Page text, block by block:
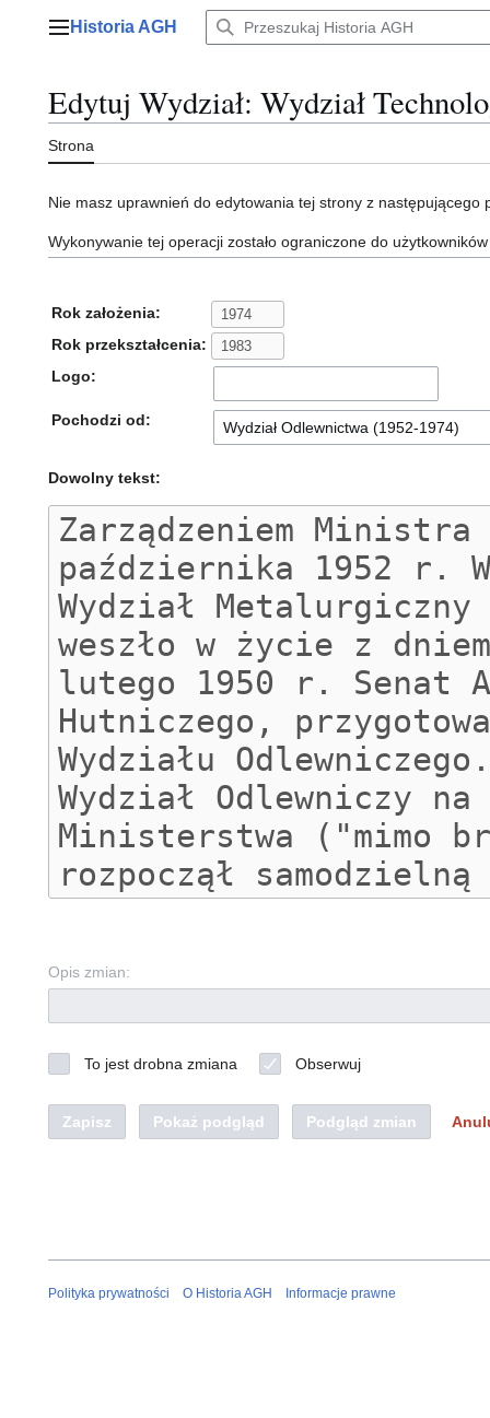
Menu główne
Historia AGH
Edytuj Wydział: Wydział
Strona
Nie masz uprawnień do edytowania tej strony z następującego
Wykonywanie tej operacji zostało ograniczone do
Rok założenia:
Rok przekształcenia:
Logo:
Pochodzi od:
Dowolny tekst:
Opis zmian:
To jest drobna zmiana Obserwuj
Zapisz Pokaż podgląd Podgląd zmian
Polityka prywatności O Historia AGH Informacje prawne